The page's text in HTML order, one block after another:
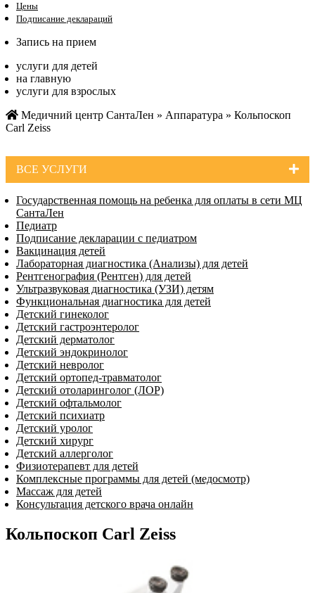
Цены
Подписание деклараций
Запись на прием
услуги для детей
на главную
услуги для взрослых
Медичний центр СантаЛен » Аппаратура » Кольпоскоп
Carl Zeiss
ВСЕ УСЛУГИ
Государственная помощь на ребенка для оплаты в сети МЦ
СантаЛен
Педиатр
Подписание декларации с педиатром
Вакцинация детей
Лабораторная диагностика (Анализы) для детей
Рентгенография (Рентген) для детей
Ультразвуковая диагностика (УЗИ) детям
Функциональная диагностика для детей
Детский гинеколог
Детский гастроэнтеролог
Детский дерматолог
Детский эндокринолог
Детский невролог
Детский ортопед-травматолог
Детский отоларинголог (ЛОР)
Детский офтальмолог
Детский психиатр
Детский уролог
Детский хирург
Детский аллерголог
Физиотерапевт для детей
Комплексные программы для детей (медосмотр)
Массаж для детей
Консультация детского врача онлайн
Кольпоскоп Carl Zeiss